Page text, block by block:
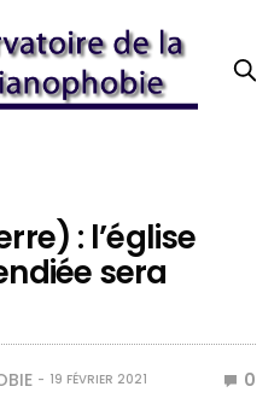
: l’église
sera
19 FÉVRIER 2021 0